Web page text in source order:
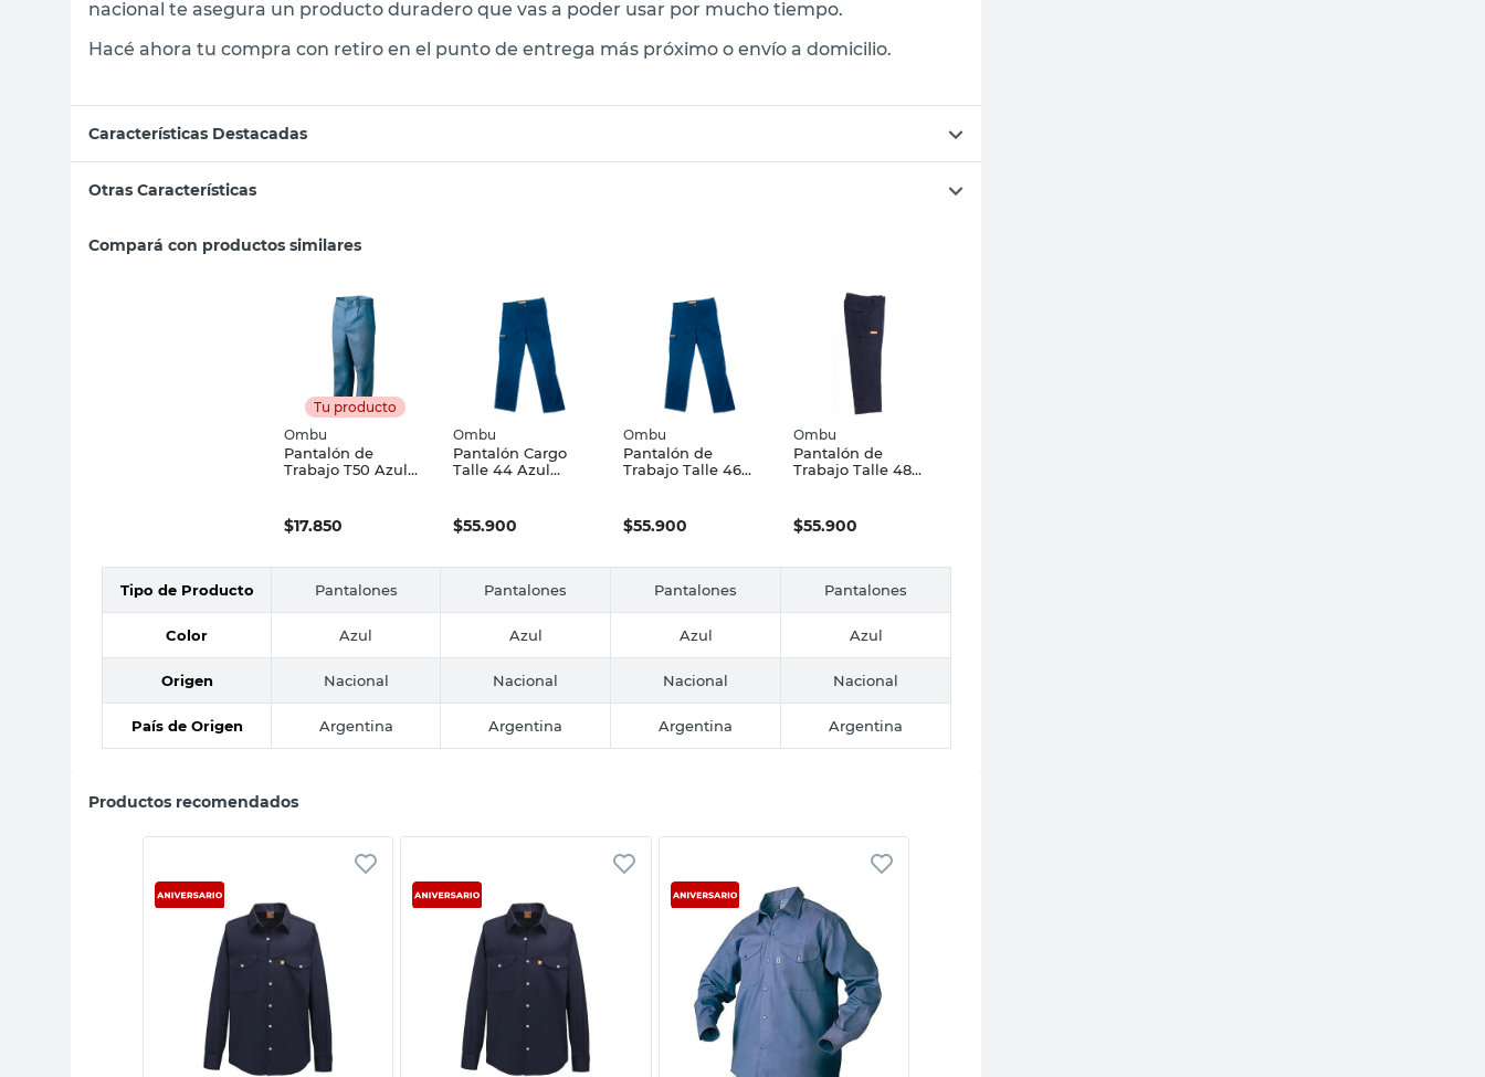
nacional te asegura un producto duradero que vas a poder usar por mucho tiempo.
Hacé ahora tu compra con retiro en el punto de entrega más próximo o envío a domicilio.
Características Destacadas
Otras Características
Compará con productos similares
Tu producto
Ombu
Pantalón de
Trabajo T50 Azul
$17.850
Ombu
Pantalón Cargo
Talle 44 Azul
$55.900
Ombu
Pantalón de
Trabajo Talle 46
$55.900
Ombu
Pantalón de
Trabajo Talle 48
$55.900
Tipo de Producto Pantalones Pantalones Pantalones Pantalones
Color Azul Azul Azul Azul
Origen Nacional Nacional Nacional Nacional
País de Origen Argentina Argentina Argentina Argentina
Productos recomendados
Vista rápida Vista rápida Vista rápida